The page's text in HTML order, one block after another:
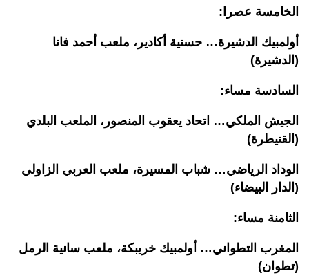
الخامسة عصرا:
أولمبيك الدشيرة… حسنية أكادير، ملعب أحمد فانا
(الدشيرة)
السادسة مساء:
الجيش الملكي… اتحاد يعقوب المنصور، الملعب البلدي
(القنيطرة)
الوداد الرياضي… شباب المسيرة، ملعب العربي الزاولي
(الدار البيضاء)
الثامنة مساء:
المغرب التطواني… أولمبيك خريبكة، ملعب سانية الرمل
(تطوان)